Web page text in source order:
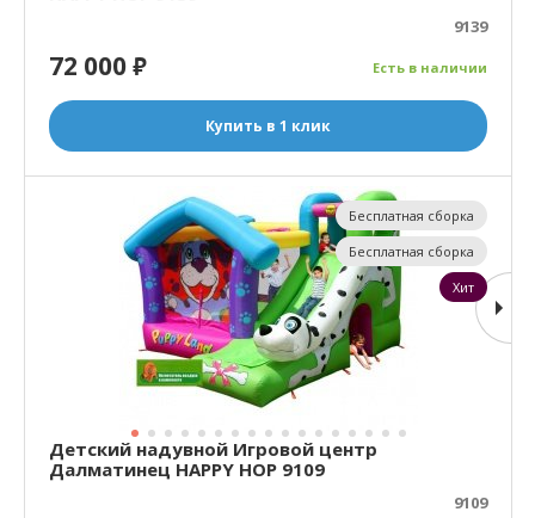
9139
Есть в наличии
72 000₽
Купить в 1 клик
Детский надувной Игровой центр
Далматинец HAPPY HOP 9109
9109
Бесплатная сборка
Бесплатная сборка
Хит